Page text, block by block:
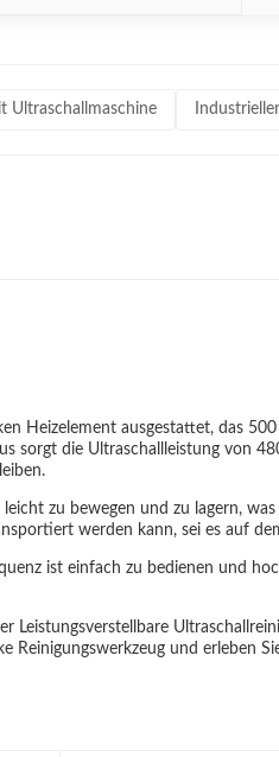
Ultraschallmaschine
Heizelement ausgestattet, das
sorgt die Ultraschallleistung von
zu bewegen und zu lagern,
werden kann, sei es auf
ist einfach zu bedienen und
Leistungsverstellbare
Reinigungswerkzeug und erleben